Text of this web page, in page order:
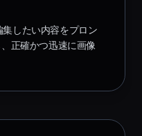
したい内容をプロン
正確かつ迅速に画像